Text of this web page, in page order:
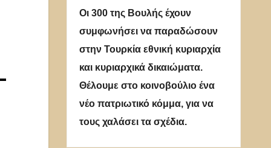
Οι 300 της Βουλής έχουν
συμφωνήσει να παραδώσουν
στην Τουρκία εθνική κυριαρχία
και κυριαρχικά δικαιώματα.
Θέλουμε στο κοινοβούλιο ένα
νέο πατριωτικό κόμμα, για να
τους χαλάσει τα σχέδια.